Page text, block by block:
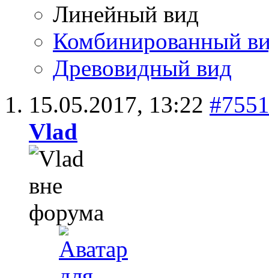
Линейный вид
Комбинированный
Древовидный вид
15.05.2017, 13:22 #7551
Vlad